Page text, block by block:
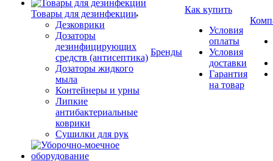
Товары для дезинфекции
Дезковрики
Дозаторы
дезинфицирующих
средств (антисептика)
Дозаторы жидкого
мыла
Контейнеры и урны
Липкие
антибактериальные
коврики
Сушилки для рук
Бренды
Как купить
Условия
оплаты
Условия
доставки
Гарантия
на товар